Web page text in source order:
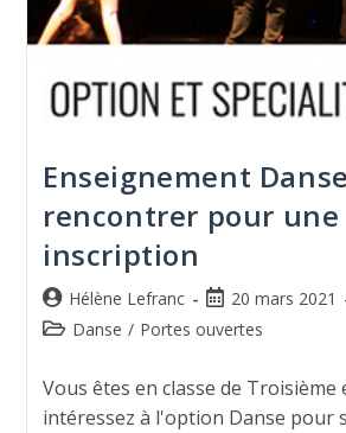
Enseignement
rencontrer pour une
inscription
Hélène Lefranc
20 mars 2021
Danse / Portes ouvertes
Vous êtes en classe de Troisième
intéressez à l'option Danse pour